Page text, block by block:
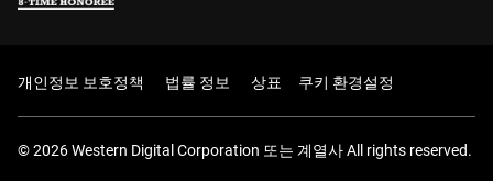
개인정보 보호정책 법률 정보 상표 쿠키 환경설정
© 2026 Western Digital Corporation 또는 계열사 All rights reserved.